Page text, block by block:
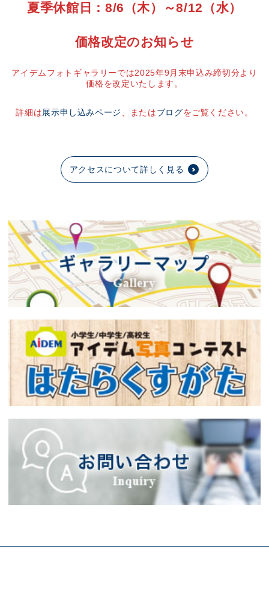
夏季休館日：8/6（木）～8/12（水）
価格改定のお知らせ
アイデムフォトギャラリーでは2025年9月末申込み締切分より
価格を改定いたします。
詳細は展示申し込みページ 、またはブログをご覧ください。
アクセスについて詳しく見る